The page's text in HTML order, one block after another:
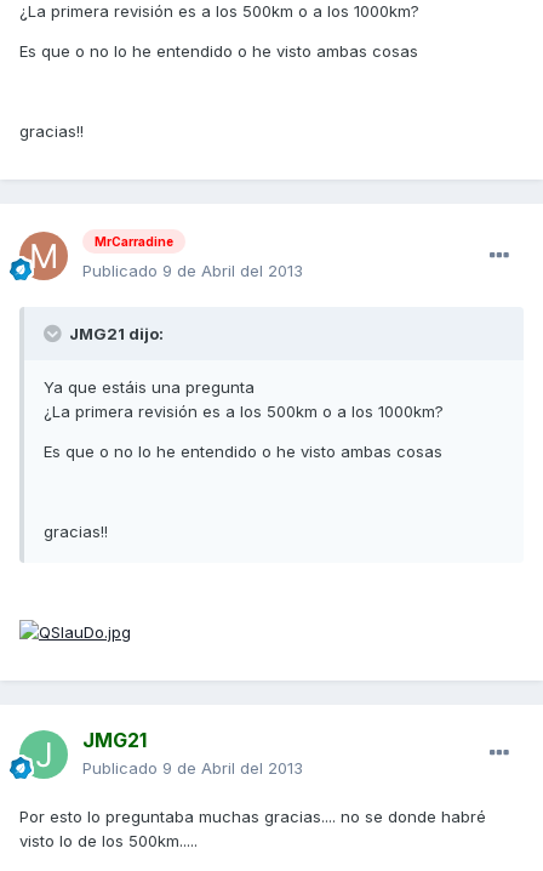
¿La primera revisión es a los 500km o a los 1000km?
Es que o no lo he entendido o he visto ambas cosas
gracias!!
MrCarradine
Publicado 9 de Abril del 2013
JMG21 dijo:
Ya que estáis una pregunta
¿La primera revisión es a los 500km o a los 1000km?
Es que o no lo he entendido o he visto ambas cosas
gracias!!
JMG21
Publicado 9 de Abril del 2013
Por esto lo preguntaba muchas gracias.... no se donde habré
visto lo de los 500km.....